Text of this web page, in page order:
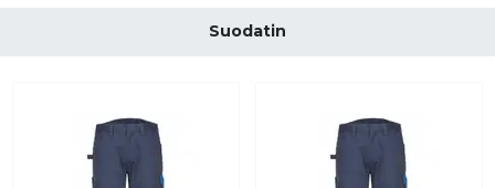
Suodatin